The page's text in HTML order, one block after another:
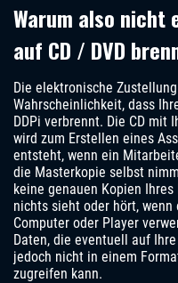
Warum also nicht
auf CD / DVD
Die elektronische
Wahrscheinlichkeit, dass
DDPi verbrennt. Die CD mit
wird zum Erstellen eines
entsteht, wenn ein
die Masterkopie selbst
keine genauen Kopien Ihres
nichts sieht oder hört,
Computer oder Player
Daten, die eventuell auf
jedoch nicht in einem
zugreifen kann.